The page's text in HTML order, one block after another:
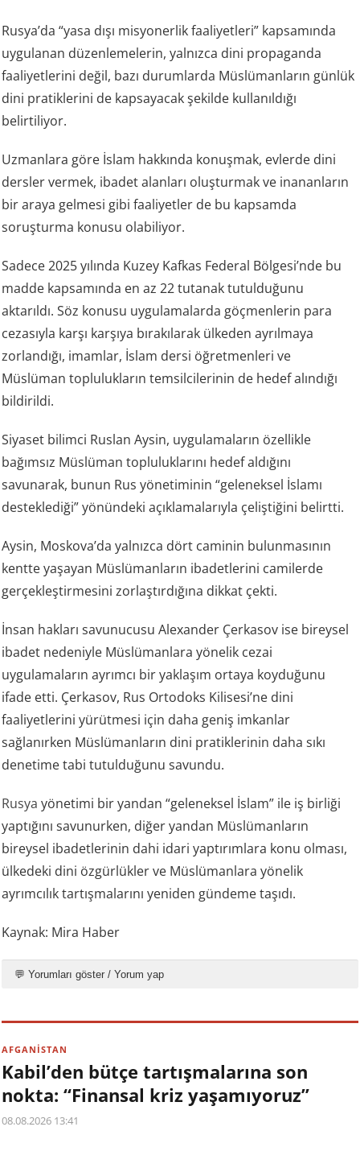
Rusya’da “yasa dışı misyonerlik faaliyetleri” kapsamında
uygulanan düzenlemelerin, yalnızca dini propaganda
faaliyetlerini değil, bazı durumlarda Müslümanların günlük
dini pratiklerini de kapsayacak şekilde kullanıldığı
belirtiliyor.
Uzmanlara göre İslam hakkında konuşmak, evlerde dini
dersler vermek, ibadet alanları oluşturmak ve inananların
bir araya gelmesi gibi faaliyetler de bu kapsamda
soruşturma konusu olabiliyor.
Sadece 2025 yılında Kuzey Kafkas Federal Bölgesi’nde bu
madde kapsamında en az 22 tutanak tutulduğunu
aktarıldı. Söz konusu uygulamalarda göçmenlerin para
cezasıyla karşı karşıya bırakılarak ülkeden ayrılmaya
zorlandığı, imamlar, İslam dersi öğretmenleri ve
Müslüman toplulukların temsilcilerinin de hedef alındığı
bildirildi.
Siyaset bilimci Ruslan Aysin, uygulamaların özellikle
bağımsız Müslüman topluluklarını hedef aldığını
savunarak, bunun Rus yönetiminin “geleneksel İslamı
desteklediği” yönündeki açıklamalarıyla çeliştiğini belirtti.
Aysin, Moskova’da yalnızca dört caminin bulunmasının
kentte yaşayan Müslümanların ibadetlerini camilerde
gerçekleştirmesini zorlaştırdığına dikkat çekti.
İnsan hakları savunucusu Alexander Çerkasov ise bireysel
ibadet nedeniyle Müslümanlara yönelik cezai
uygulamaların ayrımcı bir yaklaşım ortaya koyduğunu
ifade etti. Çerkasov, Rus Ortodoks Kilisesi’ne dini
faaliyetlerini yürütmesi için daha geniş imkanlar
sağlanırken Müslümanların dini pratiklerinin daha sıkı
denetime tabi tutulduğunu savundu.
Rusya yönetimi bir yandan “geleneksel İslam” ile iş birliği
yaptığını savunurken, diğer yandan Müslümanların
bireysel ibadetlerinin dahi idari yaptırımlara konu olması,
ülkedeki dini özgürlükler ve Müslümanlara yönelik
ayrımcılık tartışmalarını yeniden gündeme taşıdı.
Kaynak: Mira Haber
💬 Yorumları göster / Yorum yap
AFGANİSTAN
Kabil’den bütçe tartışmalarına son
nokta: “Finansal kriz yaşamıyoruz”
08.08.2026 13:41